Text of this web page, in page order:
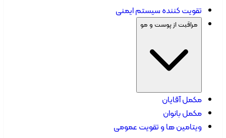
تقویت کننده سیستم ایمنی
مراقبت از پوست و مو
مکمل آقایان
مکمل بانوان
ویتامین ها و تقویت عمومی